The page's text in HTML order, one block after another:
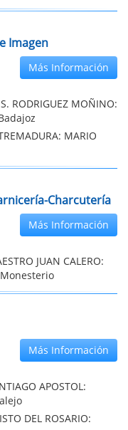
Imagen
Más Información
RODRIGUEZ MOÑINO:
MARIO
Charcutería
Más Información
JUAN CALERO:
Monesterio
Más Información
APOSTOL:
DEL ROSARIO: